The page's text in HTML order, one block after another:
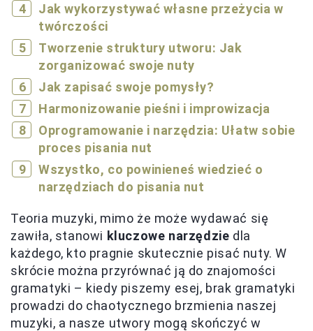
Jak wykorzystywać własne przeżycia w
twórczości
Tworzenie struktury utworu: Jak
zorganizować swoje nuty
Jak zapisać swoje pomysły?
Harmonizowanie pieśni i improwizacja
Oprogramowanie i narzędzia: Ułatw sobie
proces pisania nut
Wszystko, co powinieneś wiedzieć o
narzędziach do pisania nut
Teoria muzyki, mimo że może wydawać się
zawiła, stanowi kluczowe narzędzie dla
każdego, kto pragnie skutecznie pisać nuty. W
skrócie można przyrównać ją do znajomości
gramatyki – kiedy piszemy esej, brak gramatyki
prowadzi do chaotycznego brzmienia naszej
muzyki, a nasze utwory mogą skończyć w